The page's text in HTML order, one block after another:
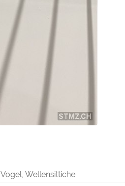
Vogel, Wellensittiche